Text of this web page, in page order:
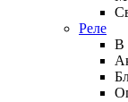
Реле
В